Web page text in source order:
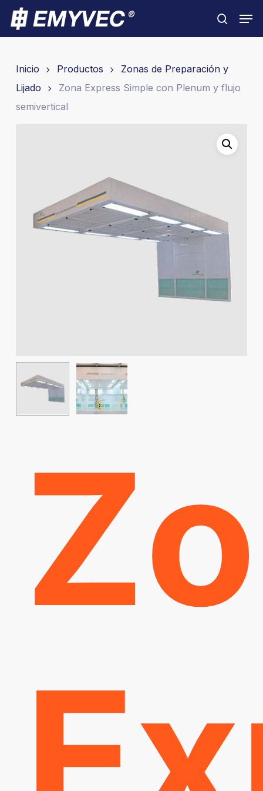
Skip
main
search
Inicio Productos
Zonas de Preparación y
Lijado
Zona Express Simple con Plenum y flujo
semivertical
Close